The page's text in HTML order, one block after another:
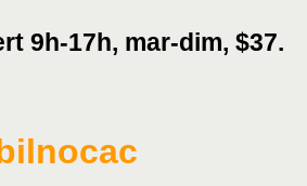
9h-17h, mar-dim, $37.